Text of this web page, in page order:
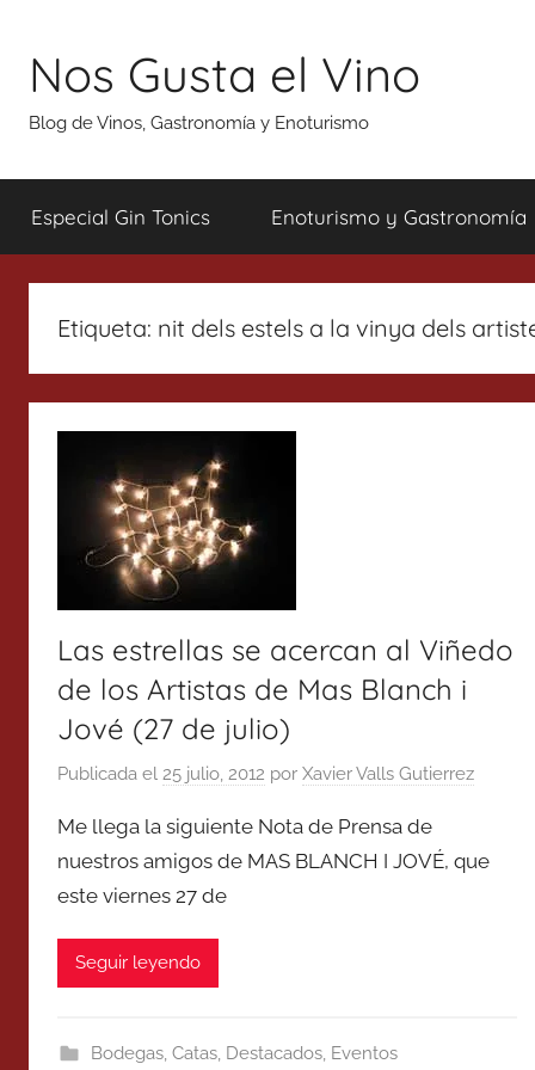
contenido
Nos Gusta el Vino
Blog de Vinos, Gastronomía y Enoturismo
Especial Gin Tonics Enoturismo y Gastronomía
Etiqueta: nit dels estels a la vinya dels
Las estrellas se acercan al Viñedo
de los Artistas de Mas Blanch i
Jové (27 de julio)
Publicada el 25 julio, 2012 por Xavier Valls Gutierrez
Me llega la siguiente Nota de Prensa de
nuestros amigos de MAS BLANCH I JOVÉ, que
este viernes 27 de
Seguir leyendo
Bodegas, Catas, Destacados, Eventos